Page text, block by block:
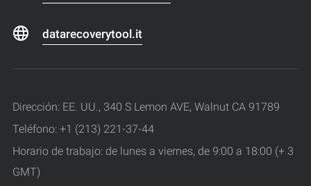
datarecoverytool.it
Dirección: EE. UU., 340 S Lemon AVE, Walnut CA 91789
Teléfono: +1 (213) 221-37-44
Horario de trabajo: de lunes a viernes, de 9:00 a 18:00 (+ 3
GMT)